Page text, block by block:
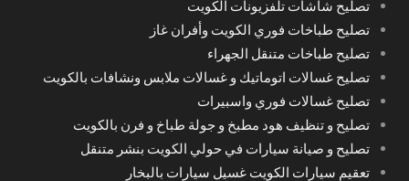
تصليح شاشات تلفزيونات الكويت
تصليح طباخات فوري الكويت وأفران غاز
تصليح طباخات متنقل الجهراء
تصليح غسالات اتوماتيك و غسالات ملابس ونشافات بالكويت
تصليح غسالات فوري واسبيرات
تصليح و تنظيف هود مطبخ و جولة طباخ و فرن بالكويت
تصليح و صيانة سيارات في حولي الكويت بنشر متنقل
تعقيم سيارات الكويت غسيل سيارات بالبخار